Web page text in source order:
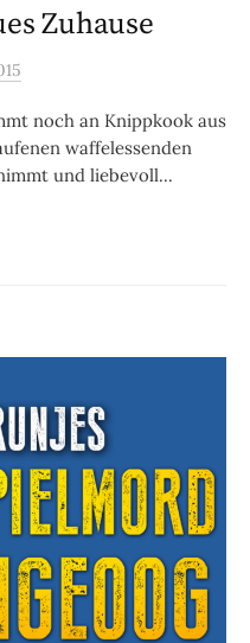
Zuhause
noch an Knippkook aus
waffelessenden
und liebevoll...